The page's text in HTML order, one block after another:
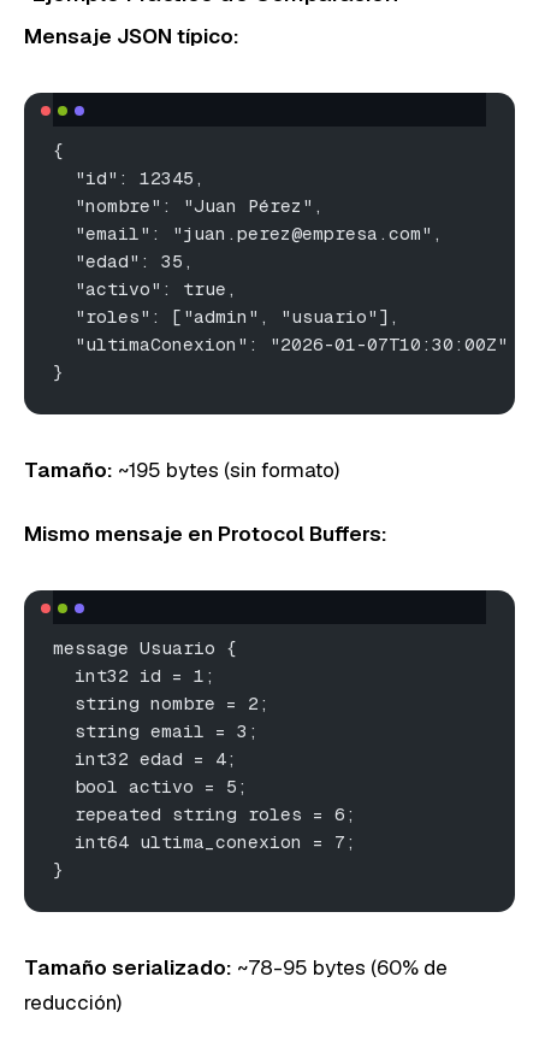
Mensaje JSON típico:
{
  "id": 12345,
  "nombre": "Juan Pérez",
  "email": "juan.perez@empresa.com",
  "edad": 35,
  "activo": true,
  "roles": ["admin", "usuario"],
  "ultimaConexion": "2026-01-07T10:30:00Z"
}
Tamaño: ~195 bytes (sin formato)
Mismo mensaje en Protocol Buffers:
message Usuario {
  int32 id = 1;
  string nombre = 2;
  string email = 3;
  int32 edad = 4;
  bool activo = 5;
  repeated string roles = 6;
  int64 ultima_conexion = 7;
}
Tamaño serializado: ~78-95 bytes (60% de
reducción)